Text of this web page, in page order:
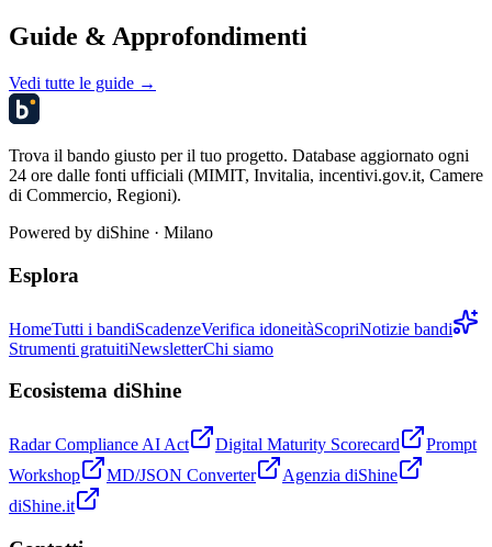
Guide & Approfondimenti
Vedi tutte le guide →
Trova il bando giusto per il tuo progetto. Database aggiornato ogni
24 ore dalle fonti ufficiali (MIMIT, Invitalia, incentivi.gov.it, Camere
di Commercio, Regioni).
Powered by diShine · Milano
Esplora
HomeTutti i bandiScadenzeVerifica idoneitàScopriNotizie bandi
Strumenti gratuitiNewsletterChi siamo
Ecosistema diShine
Radar Compliance AI Act Digital Maturity Scorecard
Prompt
Workshop
MD/JSON Converter
Agenzia diShine
diShine.it